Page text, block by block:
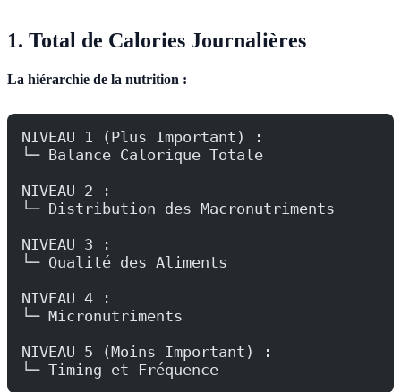
1. Total de Calories Journalières
La hiérarchie de la nutrition :
NIVEAU 1 (Plus Important) :
└─ Balance Calorique Totale
NIVEAU 2 :
└─ Distribution des Macronutriments
NIVEAU 3 :
└─ Qualité des Aliments
NIVEAU 4 :
└─ Micronutriments
NIVEAU 5 (Moins Important) :
└─ Timing et Fréquence